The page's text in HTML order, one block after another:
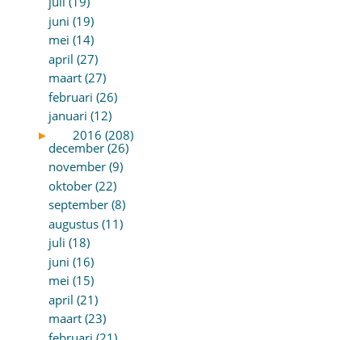
juni (19)
mei (14)
april (27)
maart (27)
februari (26)
januari (12)
►
2016 (208)
december (26)
november (9)
oktober (22)
september (8)
augustus (11)
juli (18)
juni (16)
mei (15)
april (21)
maart (23)